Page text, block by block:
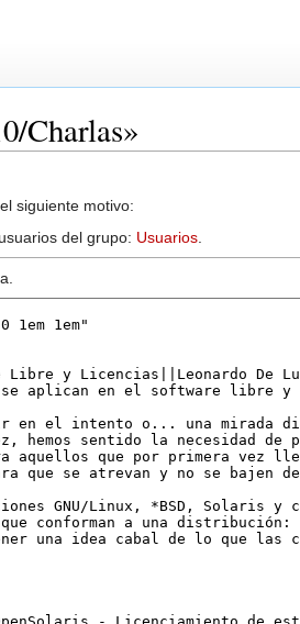
Charlas»
siguiente motivo:
del grupo: Usuarios